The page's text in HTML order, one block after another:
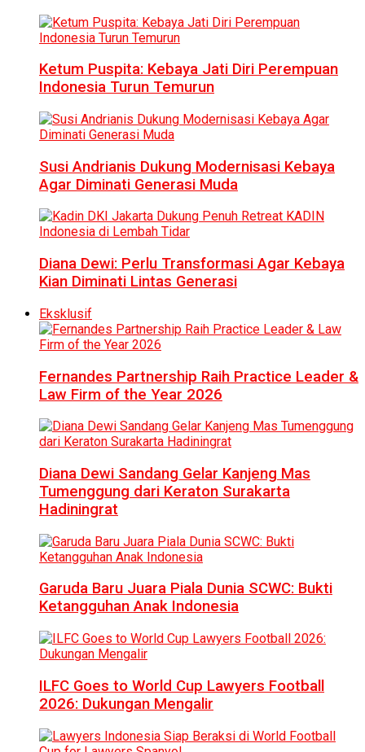
Ketum Puspita: Kebaya Jati Diri Perempuan
Indonesia Turun Temurun
Susi Andrianis Dukung Modernisasi Kebaya
Agar Diminati Generasi Muda
Diana Dewi: Perlu Transformasi Agar Kebaya
Kian Diminati Lintas Generasi
Eksklusif
Fernandes Partnership Raih Practice Leader &
Law Firm of the Year 2026
Diana Dewi Sandang Gelar Kanjeng Mas
Tumenggung dari Keraton Surakarta
Hadiningrat
Garuda Baru Juara Piala Dunia SCWC: Bukti
Ketangguhan Anak Indonesia
ILFC Goes to World Cup Lawyers Football
2026: Dukungan Mengalir